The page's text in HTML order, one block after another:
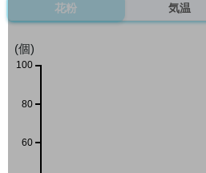
花粉 気温
(個)
60
80
100